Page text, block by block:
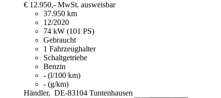
€ 12.950,- MwSt. ausweisbar
37.950 km
12/2020
74 kW (101 PS)
Gebraucht
1 Fahrzeughalter
Schaltgetriebe
Benzin
- (l/100 km)
- (g/km)
Händler, DE-83104 Tuntenhausen